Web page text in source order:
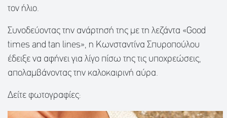
τον ήλιο.
Συνοδεύοντας την ανάρτησή της με τη λεζάντα «Good
times and tan lines», η Κωνσταντίνα Σπυροπούλου
έδειξε να αφήνει για λίγο πίσω της τις υποχρεώσεις,
απολαμβάνοντας την καλοκαιρινή αύρα.
Δείτε φωτογραφίες: